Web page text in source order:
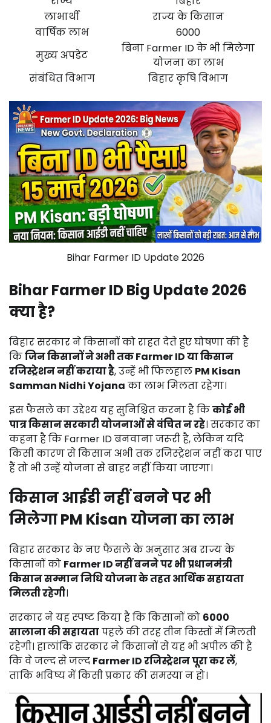
लाभार्थी
राज्य के किसान
वार्षिक लाभ
₹6000
मुख्य अपडेट
बिना Farmer ID के भी मिलेगा
योजना का लाभ
संबंधित विभाग
बिहार कृषि विभाग
Bihar Farmer ID Update 2026
BiharFarmerIDBig Update2026
क्याहै?
बिहारसरकारनेकिसानोंकोराहतदेतेहुएघोषणाकीहै
किजिनकिसानोंनेअभीतकFarmerIDयाकिसान
रजिस्ट्रेशननहींकरायाहै,उन्हें भीफिलहाल PM Kisan
Samman NidhiYojana कालाभमिलतारहेगा।
इसफैसलेकाउद्देश्ययहसुनिश्चितकरनाहैकिकोईभी
पात्रकिसानसरकारीयोजनाओंसेवंचितनरहे। सरकारका
कहनाहैकि Farmer IDबनवानाजरूरीहै,लेकिनयदि
किसीकारणसेकिसानअभीतकरजिस्ट्रेशननहींकरापाए
हैंतो भीउन्हेंयोजनासेबाहरनहींकियाजाएगा।
किसानआईडीनहींबननेपरभी
मिलेगाPM Kisanयोजनाकालाभ
बिहारसरकारकेनएफैसलेकेअनुसारअबराज्यके
किसानोंको FarmerIDनहींबननेपरभीप्रधानमंत्री
किसानसम्माननिधियोजनाकेतहतआर्थिकसहायता
मिलतीरहेगी।
सरकारनेयहस्पष्टकियाहैकिकिसानोंको 6000
सालानाकीसहायतापहलेकीतरहतीनकिस्तोंमेंमिलती
रहेगी। हालांकिसरकारनेकिसानोंसेयह भीअपीलकीहै
किवेजल्दसेजल्द FarmerIDरजिस्ट्रेशनपूराकरलें,
ताकि भविष्यमेंकिसीप्रकारकीसमस्यानहो।